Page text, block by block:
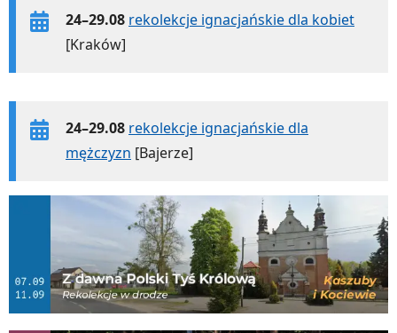
24–29.08 rekolekcje ignacjańskie dla kobiet
[Kraków]
24–29.08 rekolekcje ignacjańskie dla
mężczyzn [Bajerze]